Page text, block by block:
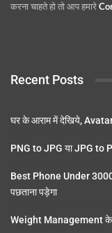
करना चाहते हो तो आप हमारे
Recent Posts
घर के आराम में देखिये,
PNG to JPG या JPG to
Best Phone Under
पछताना पड़ेगा
Weight Management के